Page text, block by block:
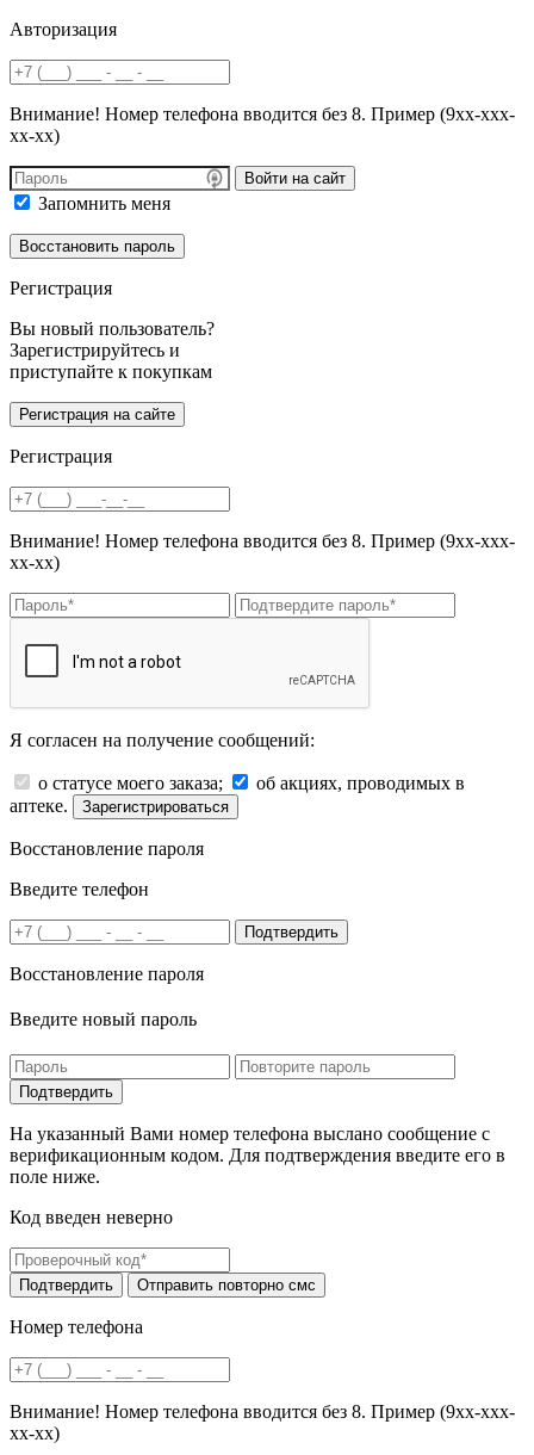
Авторизация
Внимание! Номер телефона вводится без 8. Пример (9хх-ххх-
хх-хх)
Войти на сайт
Запомнить меня
Регистрация
Вы новый пользователь?
Зарегистрируйтесь и
приступайте к покупкам
Регистрация
Внимание! Номер телефона вводится без 8. Пример (9хх-ххх-
хх-хх)
Я согласен на получение сообщений:
о статусе моего заказа;
об акциях, проводимых в
аптеке.
Зарегистрироваться
Восстановление пароля
Введите телефон
Подтвердить
Восстановление пароля
Введите новый пароль
На указанный Вами номер телефона выслано сообщение с
верификационным кодом. Для подтверждения введите его в
поле ниже.
Код введен неверно
Номер телефона
Внимание! Номер телефона вводится без 8. Пример (9хх-ххх-
хх-хх)